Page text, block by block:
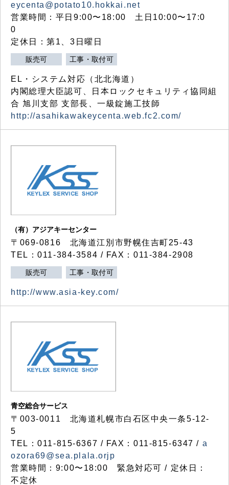
eycenta@potato10.hokkai.net
営業時間：平日9:00〜18:00 土日10:00〜17:0
0
定休日：第1、3日曜日
販売可 工事・取付可
EL・システム対応（北北海道）
内閣総理大臣認可、日本ロックセキュリティ協同組
合 旭川支部 支部長、一級錠施工技師
http://asahikawakeycenta.web.fc2.com/
（有）アジアキーセンター
〒069-0816 北海道江別市野幌住吉町25-43
TEL：011-384-3584 / FAX：011-384-2908
販売可 工事・取付可
http://www.asia-key.com/
青空総合サービス
〒003-0011 北海道札幌市白石区中央一条5-12-
5
TEL：011-815-6367 / FAX：011-815-6347 / a
ozora69@sea.plala.orjp
営業時間：9:00〜18:00 緊急対応可 / 定休日：
不定休